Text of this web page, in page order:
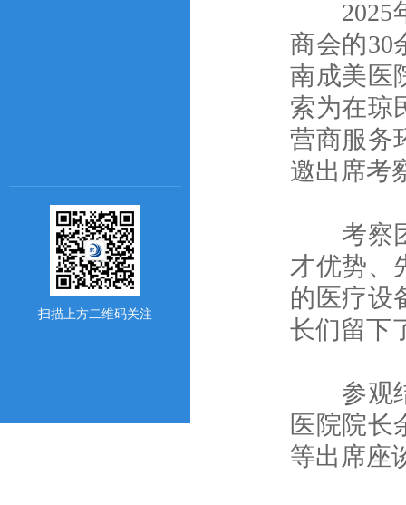
扫描上方二维码关注
2025年
商会的30
南成美医
索为在琼
营商服务
邀出席考
考察团
才优势、
的医疗设
长们留下
参观结
医院院长
等出席座